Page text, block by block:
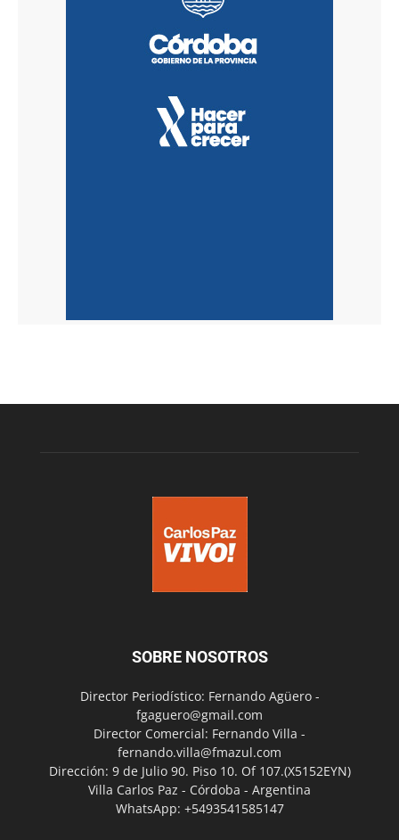
SOBRE NOSOTROS
Director Periodístico: Fernando Agüero -
fgaguero@gmail.com
Director Comercial: Fernando Villa -
fernando.villa@fmazul.com
Dirección: 9 de Julio 90. Piso 10. Of 107.(X5152EYN)
Villa Carlos Paz - Córdoba - Argentina
WhatsApp: +5493541585147